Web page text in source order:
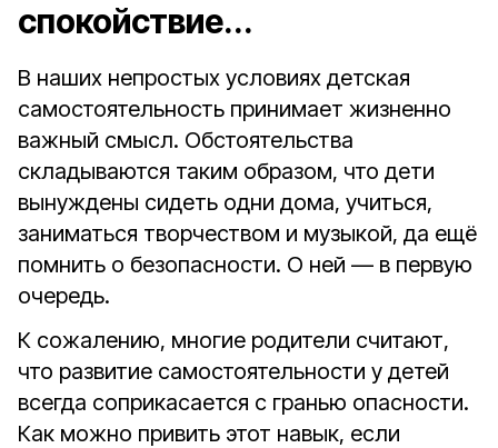
спокойствие...
В наших непростых условиях детская
самостоятельность принимает жизненно
важный смысл. Обстоятельства
складываются таким образом, что дети
вынуждены сидеть одни дома, учиться,
заниматься творчеством и музыкой, да ещё
помнить о безопасности. О ней — в первую
очередь.
К сожалению, многие родители считают,
что развитие самостоятельности у детей
всегда соприкасается с гранью опасности.
Как можно привить этот навык, если